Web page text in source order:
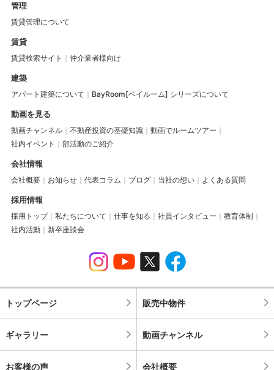
管理
賃貸管理について
賃貸
賃貸検索サイト 仲介業者様向け
建築
アパート建築について BayRoom[ベイルーム] シリーズについて
動画を見る
動画チャンネル 不動産投資の基礎知識
動画でルームツアー
社内イベント
部活動のご紹介
会社情報
会社概要 お知らせ 代表コラム ブログ 当社の想い よくある質問
採用情報
採用トップ 私たちについて 仕事を知る 社員インタビュー
教育体制
社内活動
新卒座談会
トップページ 販売中物件
ギャラリー 動画チャンネル
お客様の声 会社概要